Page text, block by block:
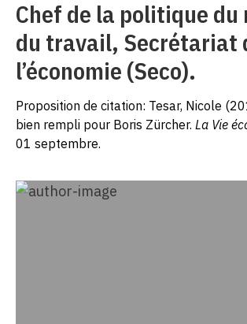
Chef de la politique du
du travail, Secrétariat
l’économie (Seco).
Proposition de citation: Tesar, Nicole
bien rempli pour Boris Zürcher. La Vie
01 septembre.